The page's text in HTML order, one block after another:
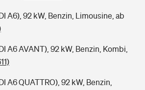
A6), 92 kW, Benzin, Limousine, ab
A6 AVANT), 92 kW, Benzin, Kombi,
A6 QUATTRO), 92 kW, Benzin,